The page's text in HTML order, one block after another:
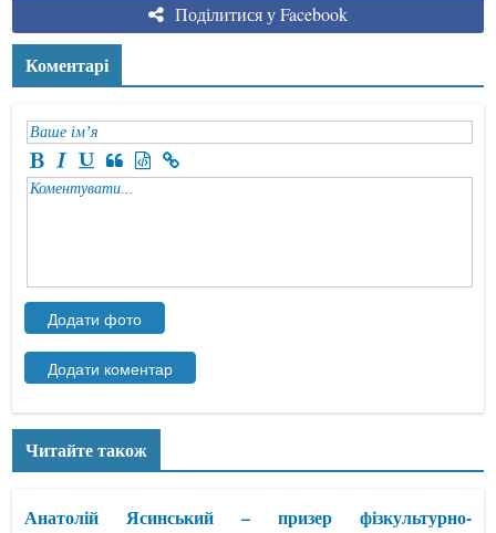
Поділитися у Facebook
Коментарі
Читайте також
Анатолій Ясинський – призер фізкультурно-